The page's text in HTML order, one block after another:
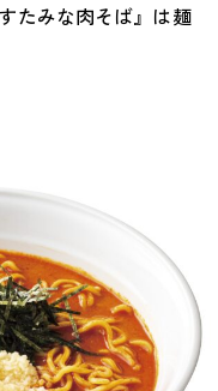
たみな肉そば』は麺